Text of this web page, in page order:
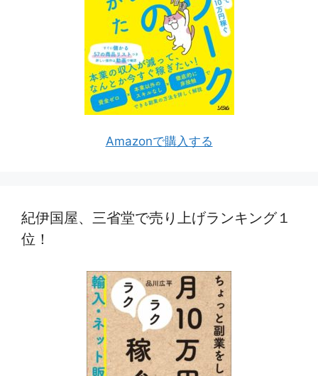
Amazonで購入する
紀伊国屋、三省堂で売り上げランキング１
位！